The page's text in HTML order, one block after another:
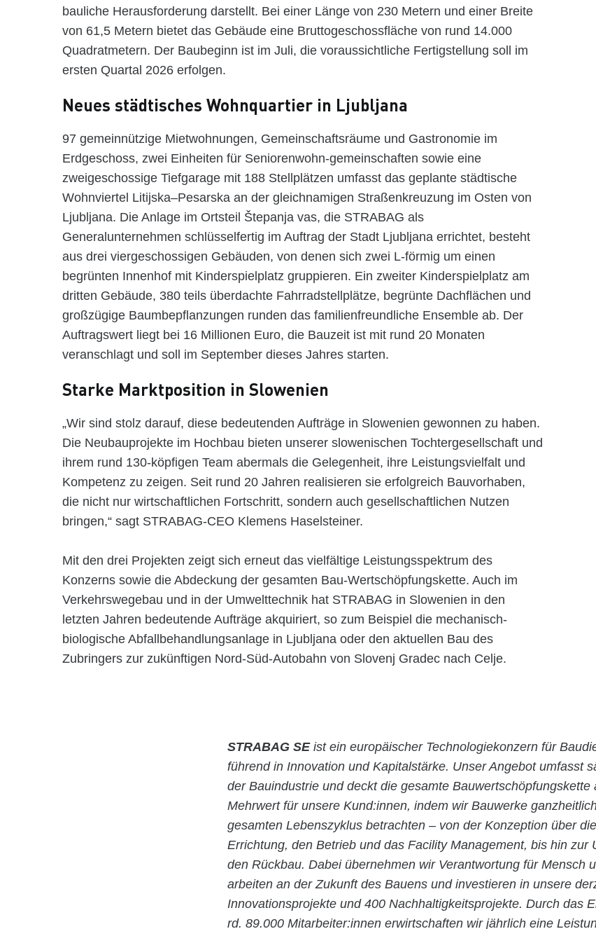
bauliche Herausforderung darstellt. Bei einer Länge von 230 Metern und einer Breite
von 61,5 Metern bietet das Gebäude eine Bruttogeschossfläche von rund 14.000
Quadratmetern. Der Baubeginn ist im Juli, die voraussichtliche Fertigstellung soll im
ersten Quartal 2026 erfolgen.
Neues städtisches Wohnquartier in Ljubljana
97 gemeinnützige Mietwohnungen, Gemeinschaftsräume und Gastronomie im
Erdgeschoss, zwei Einheiten für Seniorenwohn-gemeinschaften sowie eine
zweigeschossige Tiefgarage mit 188 Stellplätzen umfasst das geplante städtische
Wohnviertel Litijska–Pesarska an der gleichnamigen Straßenkreuzung im Osten von
Ljubljana. Die Anlage im Ortsteil Štepanja vas, die STRABAG als
Generalunternehmen schlüsselfertig im Auftrag der Stadt Ljubljana errichtet, besteht
aus drei viergeschossigen Gebäuden, von denen sich zwei L-förmig um einen
begrünten Innenhof mit Kinderspielplatz gruppieren. Ein zweiter Kinderspielplatz am
dritten Gebäude, 380 teils überdachte Fahrradstellplätze, begrünte Dachflächen und
großzügige Baumbepflanzungen runden das familienfreundliche Ensemble ab. Der
Auftragswert liegt bei 16 Millionen Euro, die Bauzeit ist mit rund 20 Monaten
veranschlagt und soll im September dieses Jahres starten.
Starke Marktposition in Slowenien
„Wir sind stolz darauf, diese bedeutenden Aufträge in Slowenien gewonnen zu haben.
Die Neubauprojekte im Hochbau bieten unserer slowenischen Tochtergesellschaft und
ihrem rund 130-köpfigen Team abermals die Gelegenheit, ihre Leistungsvielfalt und
Kompetenz zu zeigen. Seit rund 20 Jahren realisieren sie erfolgreich Bauvorhaben,
die nicht nur wirtschaftlichen Fortschritt, sondern auch gesellschaftlichen Nutzen
bringen,“ sagt STRABAG-CEO Klemens Haselsteiner.
Mit den drei Projekten zeigt sich erneut das vielfältige Leistungsspektrum des
Konzerns sowie die Abdeckung der gesamten Bau-Wertschöpfungskette. Auch im
Verkehrswegebau und in der Umwelttechnik hat STRABAG in Slowenien in den
letzten Jahren bedeutende Aufträge akquiriert, so zum Beispiel die mechanisch-
biologische Abfallbehandlungsanlage in Ljubljana oder den aktuellen Bau des
Zubringers zur zukünftigen Nord-Süd-Autobahn von Slovenj Gradec nach Celje.
STRABAG SE ist ein europäischer Technologiekonzern für
führend in Innovation und Kapitalstärke. Unser Angebot umfasst
der Bauindustrie und deckt die gesamte Bauwertschöpfungskette
Mehrwert für unsere Kund:innen, indem wir Bauwerke
gesamten Lebenszyklus betrachten – von der Konzeption über
Errichtung, den Betrieb und das Facility Management, bis hin zur
den Rückbau. Dabei übernehmen wir Verantwortung für Mensch
arbeiten an der Zukunft des Bauens und investieren in unsere
Innovationsprojekte und 400 Nachhaltigkeitsprojekte. Durch das
rd. 89.000 Mitarbeiter:innen erwirtschaften wir jährlich eine